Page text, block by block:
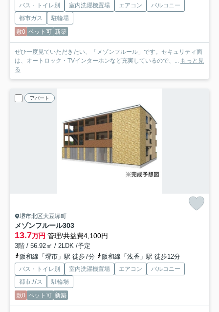
バス・トイレ別 室内洗濯機置場 エアコン
バルコニー
都市ガス
駐輪場
敷0 ペット可 新築
ぜひ一度見ていただきたい、「メゾンフルール」です。セキュリティ面
は、オートロック・TVインターホンなど充実しているので、... もっと見
る
アパート
堺市北区大豆塚町
メゾンフルール303
13.7万円 管理/共益費4,100円
3階 / 56.92㎡ / 2LDK /予定
阪和線「堺市」駅 徒歩7分
阪和線「浅香」駅 徒歩12分
バス・トイレ別 室内洗濯機置場 エアコン
バルコニー
都市ガス
駐輪場
敷0 ペット可 新築